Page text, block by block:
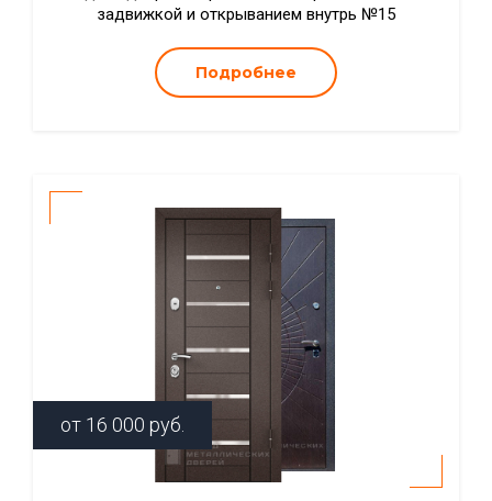
задвижкой и открыванием внутрь №15
Подробнее
от 16 000 руб.